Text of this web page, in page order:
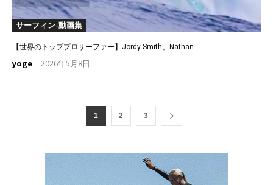
サーフィン-動画集
【世界のトッププロサーファー】Jordy Smith、Nathan...
yoge - 2026年5月8日
1 2 3